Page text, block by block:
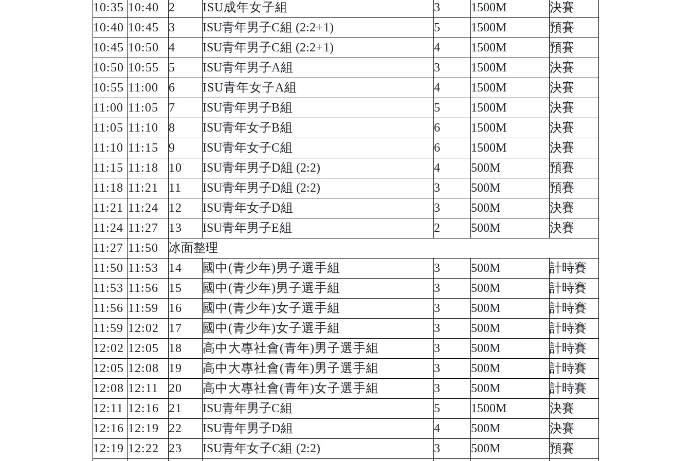
10:35 10:40 2 ISU成年女子組 3 1500M
決賽
10:40 10:45 3 ISU青年男子C組 (2:2+1) 5 1500M
預賽
10:45 10:50 4 ISU青年男子C組 (2:2+1) 4 1500M
預賽
10:50 10:55 5 ISU青年男子A組 3 1500M
決賽
10:55 11:00 6 ISU青年女子A組 4 1500M
決賽
11:00 11:05 7 ISU青年男子B組 5 1500M
決賽
11:05 11:10 8 ISU青年女子B組 6 1500M
決賽
11:10 11:15 9 ISU青年女子C組 6 1500M
決賽
11:15 11:18 10 ISU青年男子D組 (2:2) 4 500M
預賽
11:18 11:21 11 ISU青年男子D組 (2:2) 3 500M
預賽
11:21
11:24 12 ISU青年女子D組 3 500M
決賽
11:24 11:27 13 ISU青年男子E組 2 500M
決賽
11:27 11:50
冰面整理
11:50 11:53 14 國中(青少年)男子選手組 3 500M
計時賽
11:53 11:56 15 國中(青少年)男子選手組 3 500M
計時賽
11:56 11:59 16 國中(青少年)女子選手組 3 500M
計時賽
11:59 12:02 17 國中(青少年)女子選手組 3 500M
計時賽
12:02 12:05 18 高中大專社會(青年)男子選手組 3 500M
計時賽
12:05 12:08 19 高中大專社會(青年)男子選手組 3 500M
計時賽
12:08 12:11 20 高中大專社會(青年)女子選手組 3 500M
計時賽
12:11
12:16 21 ISU青年男子C組 5 1500M
決賽
12:16 12:19 22 ISU青年男子D組 4 500M
決賽
12:19 12:22 23 ISU青年女子C組 (2:2) 3 500M
預賽